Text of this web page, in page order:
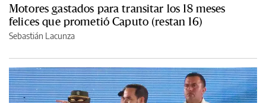
Motores gastados para transitar los 18 meses
felices que prometió Caputo (restan 16)
Sebastián Lacunza